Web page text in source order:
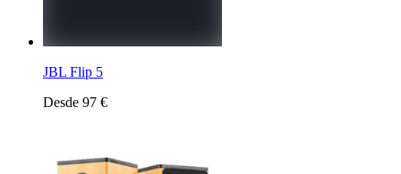
JBL Flip 5
Desde 97 €